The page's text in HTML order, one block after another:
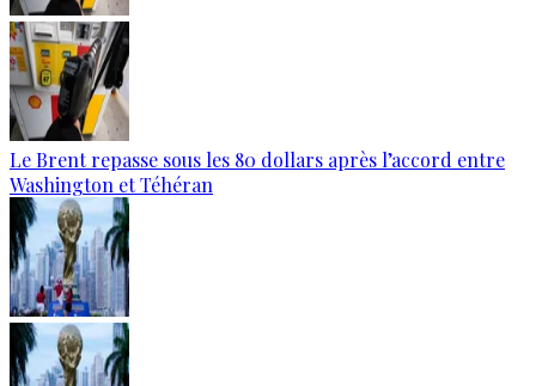
Le Brent repasse sous les 80 dollars après l’accord entre
Washington et Téhéran